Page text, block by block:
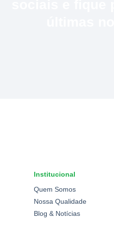
Institucional
Quem Somos
Nossa Qualidade
Blog & Notícias